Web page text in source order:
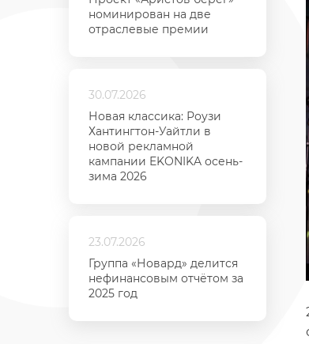
номинирован на две
отраслевые премии
30.07.2026
Новая классика: Роузи
Хантингтон-Уайтли в
новой рекламной
кампании EKONIKA осень-
зима 2026
23.07.2026
Группа «Новард» делится
нефинансовым отчётом за
2025 год